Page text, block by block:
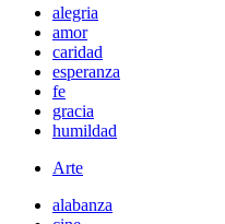
alegria
amor
caridad
esperanza
fe
gracia
humildad
Arte
alabanza